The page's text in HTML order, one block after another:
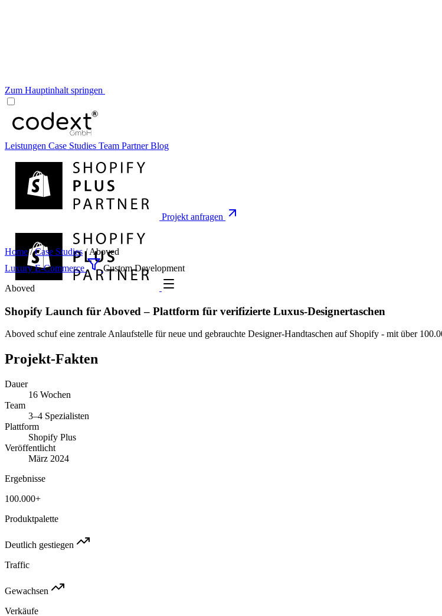
Zum Hauptinhalt springen
Leistungen Case Studies Team PartnerBlog
Projekt anfragen
Home / Case Studies / Aboved
Luxury E-Commerce
Custom Development
Aboved
Shopify Launch für Aboved – Plattform für verifizierte Luxus-Designertaschen
Aboved schuf eine zentrale Anlaufstelle für neue und gebrauchte Designer-Handtaschen auf Shopify - mit über
Projekt-Fakten
Dauer
16 Wochen
Team
3–4 Spezialisten
Plattform
Shopify Plus
Veröffentlicht
März 2024
Ergebnisse
100.000+
Produktpalette
Deutlich gestiegen
Traffic
Gewachsen
Verkäufe